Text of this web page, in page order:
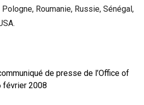
Roumanie, Russie, Sénégal,
de presse de l’Office of
février 2008